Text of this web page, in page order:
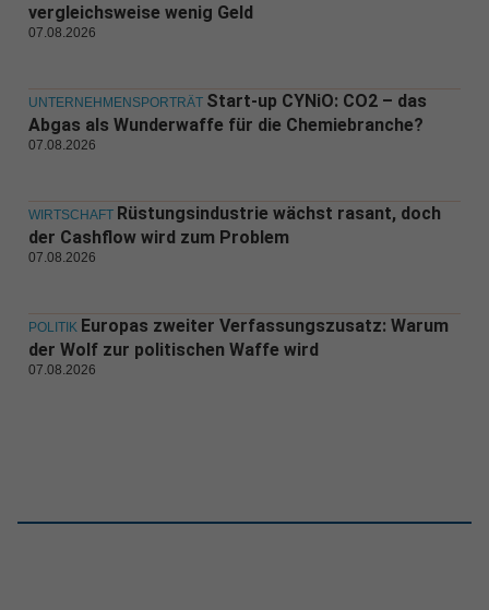
vergleichsweise wenig Geld
07.08.2026
UNTERNEHMENSPORTRÄT Start-up CYNiO: CO2 – das
Abgas als Wunderwaffe für die Chemiebranche?
07.08.2026
WIRTSCHAFT Rüstungsindustrie wächst rasant, doch
der Cashflow wird zum Problem
07.08.2026
POLITIK Europas zweiter Verfassungszusatz: Warum
der Wolf zur politischen Waffe wird
07.08.2026